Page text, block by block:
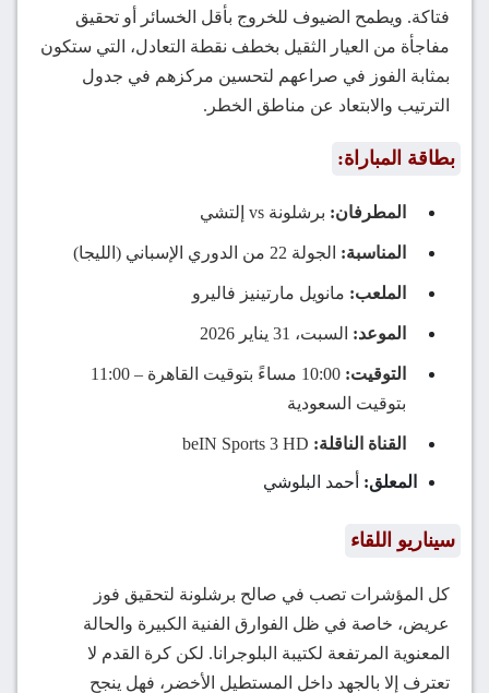
فتاكة. ويطمح الضيوف للخروج بأقل الخسائر أو تحقيق
مفاجأة من العيار الثقيل بخطف نقطة التعادل، التي ستكون
بمثابة الفوز في صراعهم لتحسين مركزهم في جدول
الترتيب والابتعاد عن مناطق الخطر.
بطاقة المباراة:
المطرفان: برشلونة vs إلتشي
المناسبة: الجولة 22 من الدوري الإسباني (الليجا)
الملعب: مانويل مارتينيز فاليرو
الموعد: السبت، 31 يناير 2026
التوقيت:
10:00 مساءً بتوقيت القاهرة – 11:00
بتوقيت السعودية
القناة الناقلة:
المعلق: أحمد البلوشي
سيناريو اللقاء
كل المؤشرات تصب في صالح برشلونة لتحقيق فوز
عريض، خاصة في ظل الفوارق الفنية الكبيرة والحالة
المعنوية المرتفعة لكتيبة البلوجرانا. لكن كرة القدم لا
تعترف إلا بالجهد داخل المستطيل الأخضر، فهل ينجح